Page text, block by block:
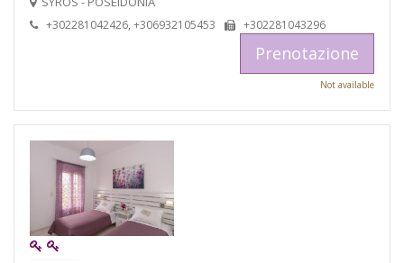
+302281042426, +306932105453 +302281043296
Prenotazione
Not available